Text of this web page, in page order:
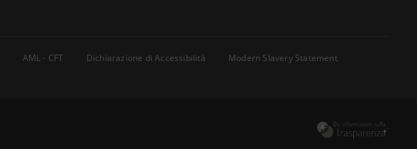
AML - CFT Dichiarazione di Accessibilità
Modern Slavery Statement